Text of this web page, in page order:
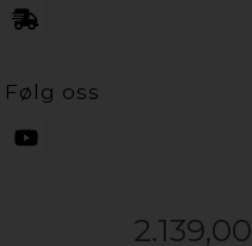
2.139,00
Følg oss